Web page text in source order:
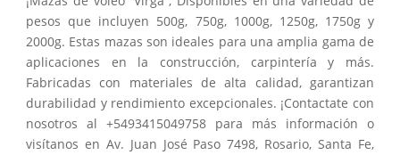
pesos que incluyen 500g, 750g, 1000g, 1250g, 1750g y
2000g. Estas mazas son ideales para una amplia gama de
aplicaciones en la construcción, carpintería y más.
Fabricadas con materiales de alta calidad, garantizan
durabilidad y rendimiento excepcionales. ¡Contactate con
nosotros al +5493415049758 para más información o
visítanos en Av. Juan José Paso 7498, Rosario, Santa Fe,